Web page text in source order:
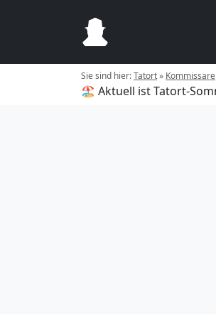
Sie sind hier:Tatort» Kommissare
🏖️ Aktuell ist Tatort-